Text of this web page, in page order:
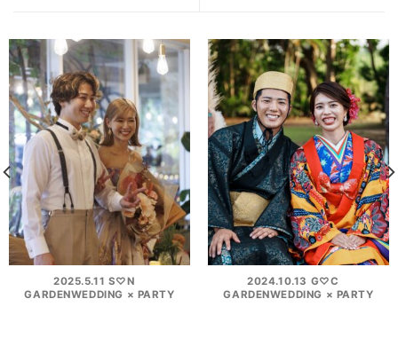
2025.5.11 S♡N
GARDENWEDDING × PARTY
2024.10.13 G♡C
GARDENWEDDING × PARTY